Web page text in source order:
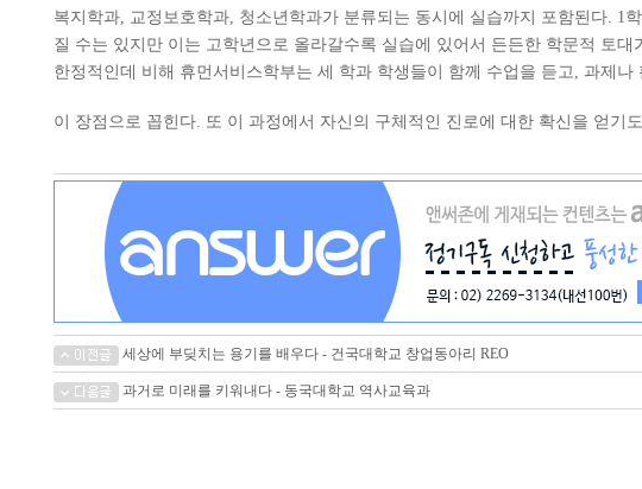
복지학과, 교정보호학과, 청소년학과가 분류되는 동시에 실습까지 포함된다. 1
질 수는 있지만 이는 고학년으로 올라갈수록 실습에 있어서 든든한 학문적 토
한정적인데 비해 휴먼서비스학부는 세 학과 학생들이 함께 수업을 듣고, 과제
이 장점으로 꼽힌다. 또 이 과정에서 자신의 구체적인 진로에 대한 확신을 얻기
세상에 부딪치는 용기를 배우다 - 건국대학교 창업동아리 REO
과거로 미래를 키워내다 - 동국대학교 역사교육과